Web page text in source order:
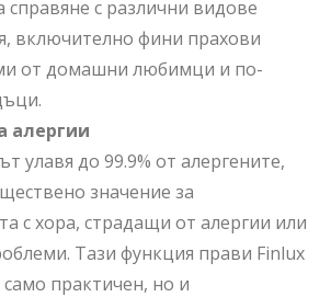
справяне с различни видове
включително фини прахови
от домашни любимци и по-
алергии
улавя до 99.9% от алергените,
значение за
с хора, страдащи от алергии или
Тази функция прави Finlux
само практичен, но и